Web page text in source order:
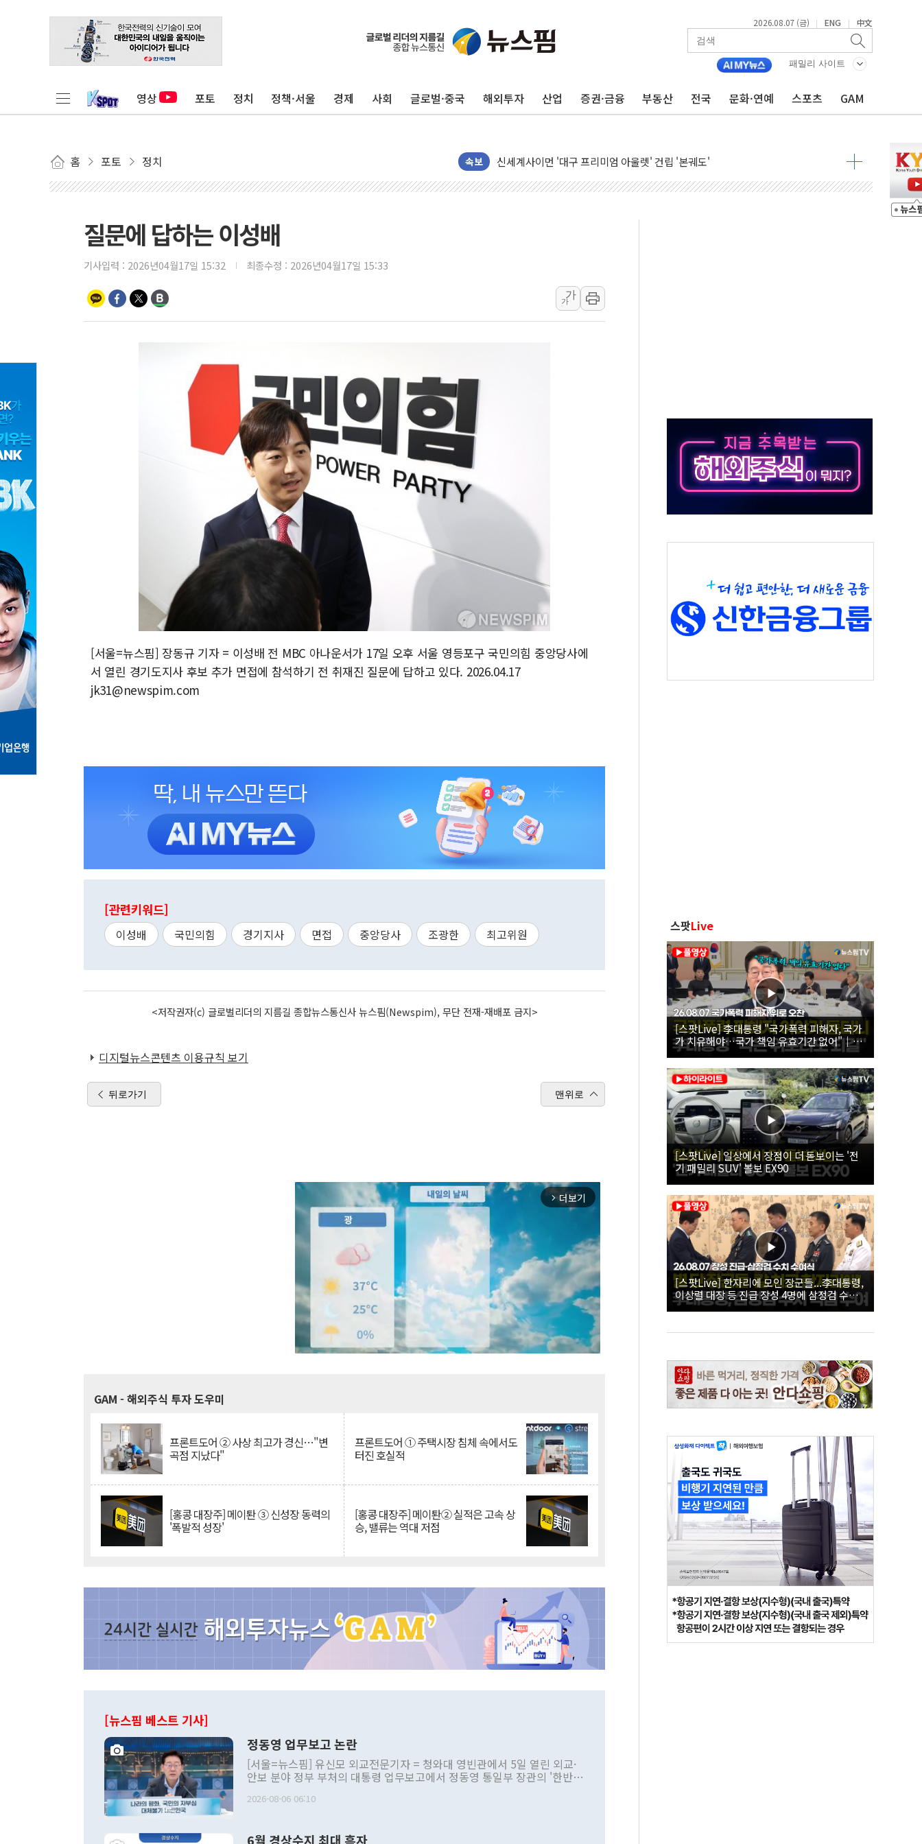
2026.08.07 (금) | ENG | 中文
패밀리 사이트
영상 포토 정치 정책·서울 경제 사회 글로벌·중국 해외투자 산업 증권·금융 부동산 전국 문화·연예 스포츠 GAM
홈 포토 정치 속보
40.2도 찍은 서울 등 폭염중대경보 해제…누적 온열질환자 2872명
신세계사이먼 '대구 프리미엄 아울렛' 건립 '본궤도'
李대통령, 호우 피해 경북 안동·의성 특별재난지역 선포
랩지노믹스 "디엑솜과 美 암 진단 분야 독점 라이선스 계약"
보로노이, 폐암 치료제 'VRN11' 캐나다 IND 신청
네이버 클립, 시청 만으로 혜택 얻는 피드코인 이벤트 진행
서울 재건축·재개발 정상화시 5년 내 9만가구 순증...이주 대란도 제한적
KDB생명 본입찰 3파전…한화·흥국·한투 참여
질문에 답하는 이성배
기사입력 : 2026년04월17일 15:32 최종수정 : 2026년04월17일 15:33
가
가
[서울=뉴스핌] 장동규 기자 = 이성배 전 MBC 아나운서가 17일 오후 서울 영등포구 국민의힘 중앙당사에
서 열린 경기도지사 후보 추가 면접에 참석하기 전 취재진 질문에 답하고 있다. 2026.04.17
jk31@newspim.com
[관련키워드]
이성배 국민의힘 경기지사 면접 중앙당사 조광한 최고위원
<저작권자(c) 글로벌리더의 지름길 종합뉴스통신사 뉴스핌(Newspim), 무단 전재-재배포 금지>
디지털뉴스콘텐츠 이용규칙 보기
뒤로가기 맨위로
arrow_forward_ios 더보기
GAM - 해외주식 투자 도우미
프론트도어 ② 사상 최고가 경신…"변
곡점 지났다"
프론트도어 ① 주택시장 침체 속에서도
터진 호실적
[홍콩 대장주] 메이퇀 ③ 신성장 동력의
'폭발적 성장'
[홍콩 대장주] 메이퇀② 실적은 고속 상
승, 밸류는 역대 저점
[뉴스핌 베스트 기사]
정동영 업무보고 논란
[서울=뉴스핌] 유신모 외교전문기자 = 청와대 영빈관에서 5일 열린 외교·
안보 분야 정부 부처의 대통령 업무보고에서 정동영 통일부 장관의 '한반도
발언 중에는 정부 내 조율을 거치지 않은 사안을 정책으로 추진하겠다고 공
2026-08-06 06:10
6월 경상수지 최대 흑자
스팟Live
[스팟Live] 李대통령 "국가폭력 피해자, 국가
가 치유해야…국가 책임 유효기간 없어"｜
26.08.07 국가폭력 피해자 위로 오찬
[스팟Live] 일상에서 장점이 더 돋보이는 '전
기 패밀리 SUV' 볼보 EX90
[스팟Live] 한자리에 모인 장군들...李대통령,
이상렬 대장 등 진급 장성 4명에 삼정검 수치
직접 수여｜26.08.07 장성 진급·삼정검 수치